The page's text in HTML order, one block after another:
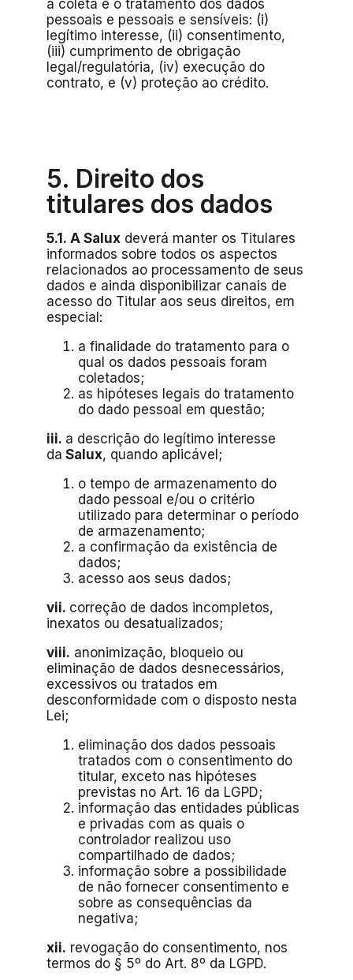
a coleta e o tratamento dos dados
pessoais e pessoais e sensíveis: (i)
legítimo interesse, (ii) consentimento,
(iii) cumprimento de obrigação
legal/regulatória, (iv) execução do
contrato, e (v) proteção ao crédito.
5. Direito dos
titulares dos dados
5.1. A Salux deverá manter os Titulares
informados sobre todos os aspectos
relacionados ao processamento de seus
dados e ainda disponibilizar canais de
acesso do Titular aos seus direitos, em
especial:
a finalidade do tratamento para o
qual os dados pessoais foram
coletados;
as hipóteses legais do tratamento
do dado pessoal em questão;
iii. a descrição do legítimo interesse
da Salux, quando aplicável;
o tempo de armazenamento do
dado pessoal e/ou o critério
utilizado para determinar o período
de armazenamento;
a confirmação da existência de
dados;
acesso aos seus dados;
vii. correção de dados incompletos,
inexatos ou desatualizados;
viii. anonimização, bloqueio ou
eliminação de dados desnecessários,
excessivos ou tratados em
desconformidade com o disposto nesta
Lei;
eliminação dos dados pessoais
tratados com o consentimento do
titular, exceto nas hipóteses
previstas no Art. 16 da LGPD;
informação das entidades públicas
e privadas com as quais o
controlador realizou uso
compartilhado de dados;
informação sobre a possibilidade
de não fornecer consentimento e
sobre as consequências da
negativa;
xii. revogação do consentimento, nos
termos do § 5º do Art. 8º da LGPD.